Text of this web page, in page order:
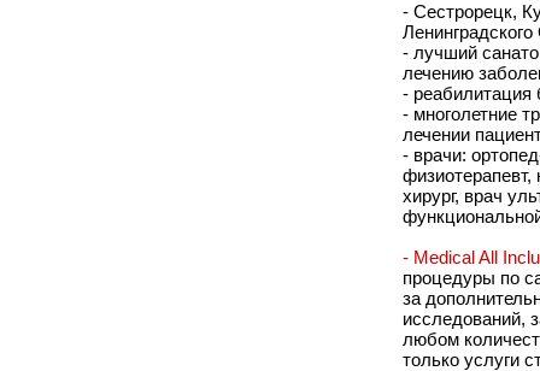
- Сестрорецк,
- лучший
лечению
- реабилитация
- многолетние
лечении
- врачи:
физиотерапевт,
хирург, врач
- Medical All
процедуры по
за
исследований,
любом
только услуги